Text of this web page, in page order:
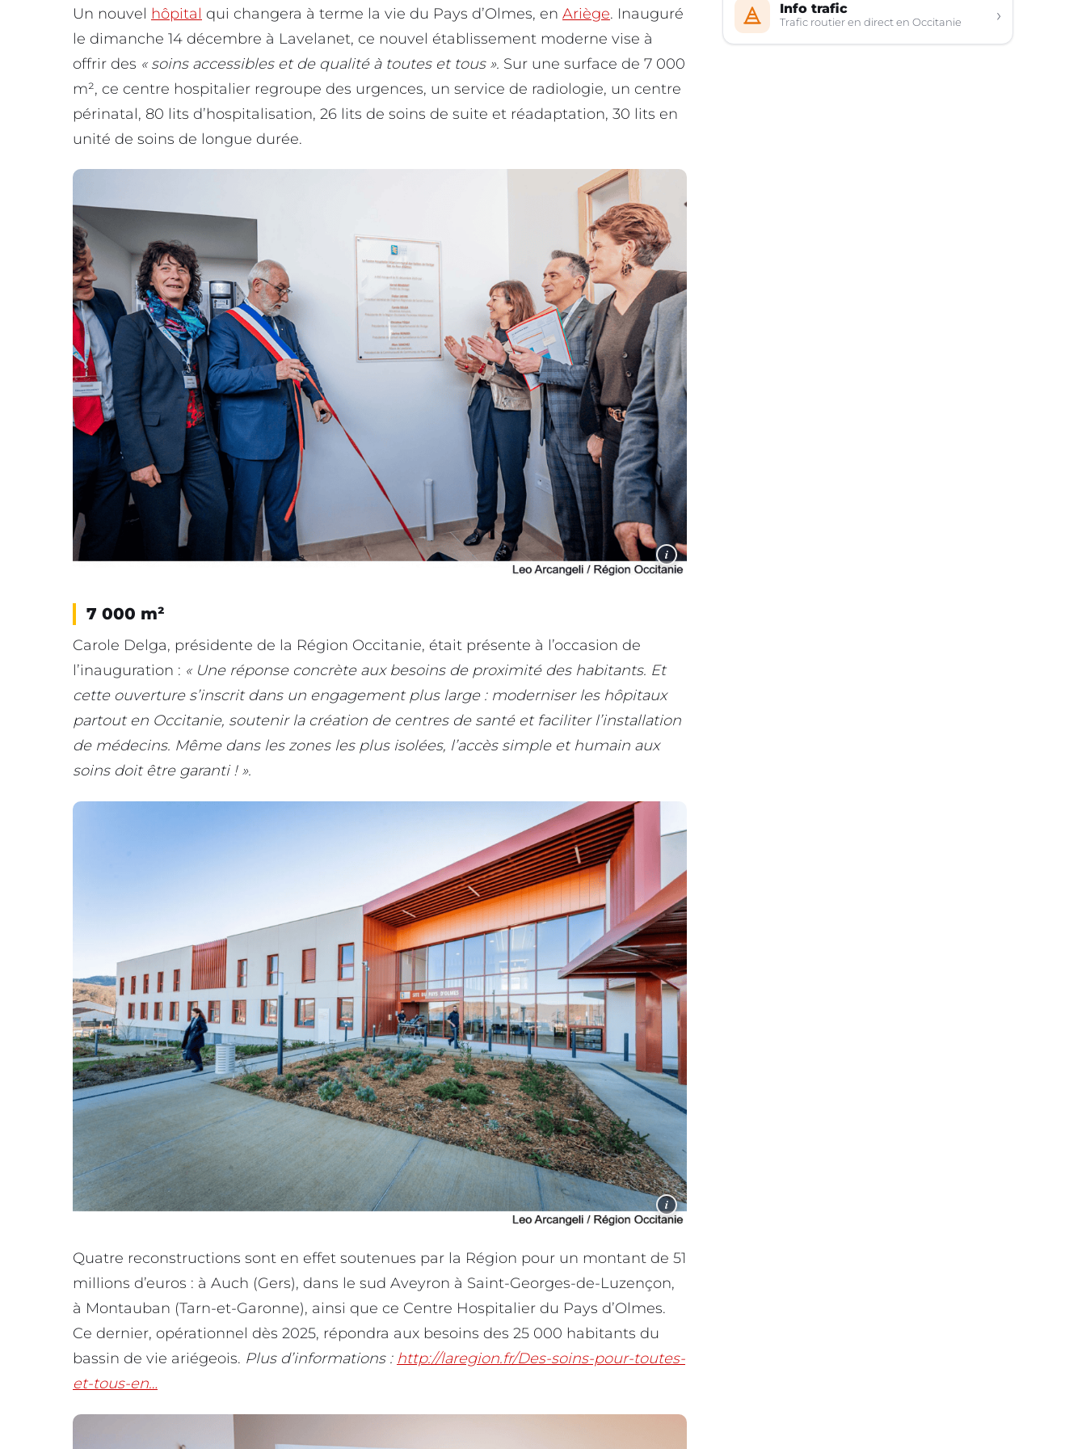
Un nouvel hôpital qui changera à terme la vie du Pays d’Olmes, en Ariège. Inauguré
le dimanche 14 décembre à Lavelanet, ce nouvel établissement moderne vise à
offrir des « soins accessibles et de qualité à toutes et tous ». Sur une surface de 7 000
m², ce centre hospitalier regroupe des urgences, un service de radiologie, un centre
périnatal, 80 lits d’hospitalisation, 26 lits de soins de suite et réadaptation, 30 lits en
unité de soins de longue durée.
i
7 000 m²
Carole Delga, présidente de la Région Occitanie, était présente à l’occasion de
l’inauguration : « Une réponse concrète aux besoins de proximité des habitants. Et
cette ouverture s’inscrit dans un engagement plus large : moderniser les hôpitaux
partout en Occitanie, soutenir la création de centres de santé et faciliter l’installation
de médecins. Même dans les zones les plus isolées, l’accès simple et humain aux
soins doit être garanti ! ».
i
Quatre reconstructions sont en effet soutenues par la Région pour un montant de 51
millions d’euros : à Auch (Gers), dans le sud Aveyron à Saint-Georges-de-Luzençon,
à Montauban (Tarn-et-Garonne), ainsi que ce Centre Hospitalier du Pays d’Olmes.
Ce dernier, opérationnel dès 2025, répondra aux besoins des 25 000 habitants du
bassin de vie ariégeois. Plus d’informations : http://laregion.fr/Des-soins-pour-toutes-
et-tous-en…
Info trafic
Trafic routier en direct en Occitanie ›